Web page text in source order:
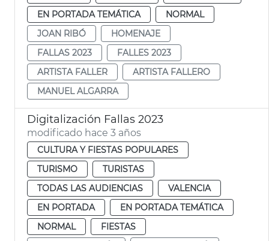
EN PORTADA TEMÁTICA
NORMAL
JOAN RIBÓ
HOMENAJE
FALLAS 2023
FALLES 2023
ARTISTA FALLER
ARTISTA FALLERO
MANUEL ALGARRA
Digitalización Fallas 2023
modificado hace 3 años
CULTURA Y FIESTAS POPULARES
TURISMO
TURISTAS
TODAS LAS AUDIENCIAS
VALENCIA
EN PORTADA
EN PORTADA TEMÁTICA
NORMAL
FIESTAS